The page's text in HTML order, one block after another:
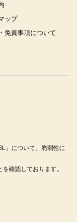
ップ
免責事項について
」について、脆弱性に
確認しております。